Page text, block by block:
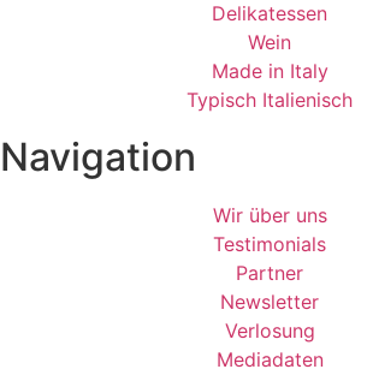
Delikatessen
Wein
Made in Italy
Typisch Italienisch
Navigation
Wir über uns
Testimonials
Partner
Newsletter
Verlosung
Mediadaten